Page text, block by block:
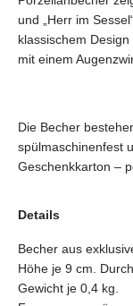
und „Herr im
klassischem
mit einem
Die Becher
spülmaschinenfest
Geschenkkarton –
Details
Becher aus
Höhe je 9 cm.
Gewicht je 0,4 kg.